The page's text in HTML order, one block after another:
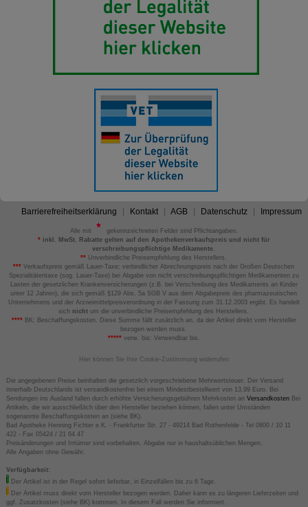
Barrierefreiheitserklärung Kontakt AGB Datenschutz Impressum
Alle mit
gekennzeichneten Felder sind Pflichtangaben.
*inkl. MwSt. Rabatte gelten auf den Apothekenverkaufspreis und nicht für
verschreibungspflichtige Medikamente.
** Unverbindliche Preisempfehlung des Herstellers.
*** Verkaufspreis gemäß Lauer-Taxe; verbindlicher Abrechnungspreis nach der Großen Deutschen
Spezialitätentaxe (sog. Lauer-Taxe) bei Abgabe von nicht verschreibungspflichtigen Medikamenten zu
Lasten der gesetzlichen Krankenversicherungen (z.B. bei Verschreibung des Medikaments an Kinder
unter 12 Jahren), die sich gemäß §129 Abs. 5a SGB V aus dem Abgabepreis des pharmazeutischen
Unternehmens und der Arzneimittelpreisverordnung in der Fassung zum 31.12.2003 ergibt. Es handelt
sich nicht um die unverbindliche Preisempfehlung des Herstellers.
****BK: Beschaffungskosten. Diese Summe fällt zusätzlich an, da der Artikel direkt vom Hersteller
bezogen werden muss.
*****verw. bis: Verwendbar bis.
Hier können Sie Ihre Cookie-Zustimmung widerrufen
Die angegebenen Preise beinhalten die gesetzlich vorgeschriebene Mehrwertsteuer. Der Versand
innerhalb Deutschlands ist versandkostenfrei bei einem Mindestbestellwert von 13,99 Euro. Bei
Sendungen ins Ausland fallen durch erhöhte Versicherungsgebühren Mehrkosten an VersandkostenBei
Artikeln, die wir ausschließlich über den Hersteller beziehen können, fallen unter Umständen
sogenannte Beschaffungskosten an (siehe BK).
Bad Apotheke Henning Fichter e.K. - Frankfurter Str. 27 - 49214 Bad Rothenfelde - Tel 0800 / 10 11
422 - Fax 05424 / 21 64 47
Preisänderungen und Irrtümer sind vorbehalten. Abgabe nur in haushaltsüblichen Mengen.
Alle Angaben ohne Gewähr.
Verfügbarkeit:
Der Artikel ist in der Regel sofort lieferbar, in Einzelfällen bis zu 6 Tage.
Der Artikel muss direkt vom Hersteller bezogen werden. Daher kann es zu längeren Lieferzeiten und
ggf. Zusatzkosten (siehe BK) kommen. In diesem Fall werden Sie informiert.